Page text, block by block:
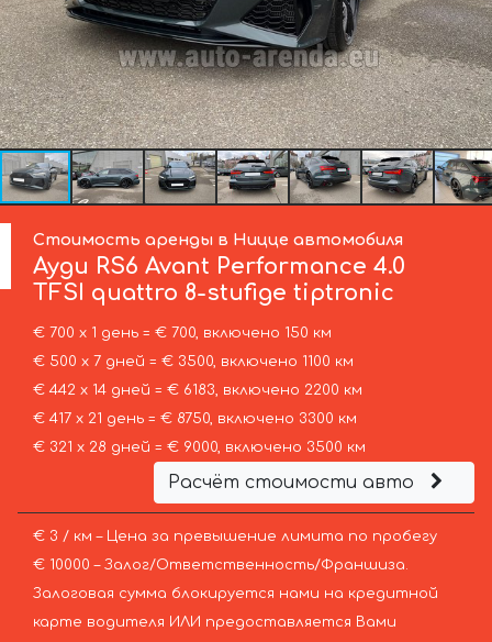
Стоимость аренды в Ницце автомобиля
Ауди RS6 Avant Performance 4.0
TFSI quattro 8-stufige tiptronic
€ 700 х 1 день = € 700, включено 150 км
€ 500 х 7 дней = € 3500, включено 1100 км
€ 442 х 14 дней = € 6183, включено 2200 км
€ 417 х 21 день = € 8750, включено 3300 км
€ 321 х 28 дней = € 9000, включено 3500 км
Расчёт стоимости авто
€ 3 / км – Цена за превышение лимита по пробегу
€ 10000 – Залог/Ответственность/Франшиза.
Залоговая сумма блокируется нами на кредитной
карте водителя ИЛИ предоставляется Вами